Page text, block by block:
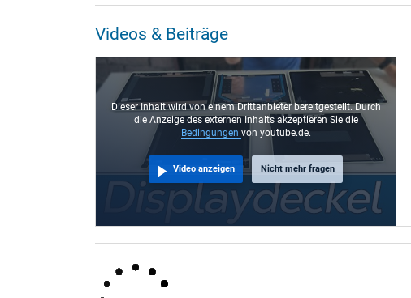
Videos & Beiträge
Dieser Inhalt wird von einem Drittanbieter bereitgestellt. Durch
die Anzeige des externen Inhalts akzeptieren Sie die
Bedingungen von youtube.de.
Video anzeigen Nicht mehr fragen